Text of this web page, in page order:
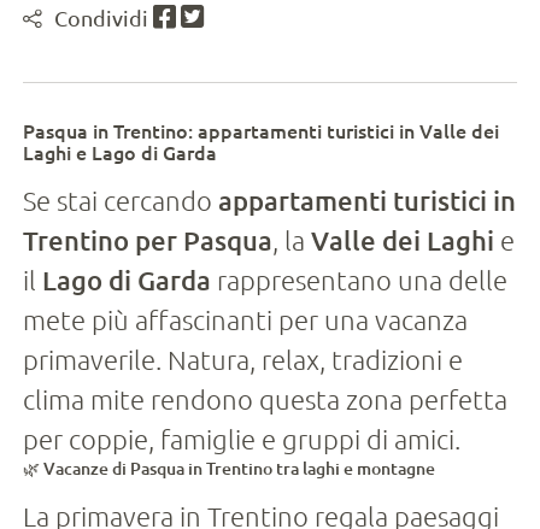
Condividi
Pasqua in Trentino: appartamenti turistici in Valle dei
Laghi e Lago di Garda
Se stai cercando appartamenti turistici in
Trentino per Pasqua , la Valle dei Laghi e
il Lago di Garda rappresentano una delle
mete più affascinanti per una vacanza
primaverile. Natura, relax, tradizioni e
clima mite rendono questa zona perfetta
per coppie, famiglie e gruppi di amici.
🌿 Vacanze di Pasqua in Trentino tra laghi e montagne
La primavera in Trentino regala paesaggi